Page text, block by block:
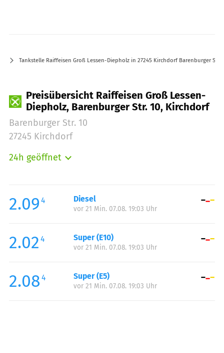
Tankstelle Raiffeisen Groß Lessen-Diepholz in 27245 Kirchdorf Barenburger Str.
Preisübersicht Raiffeisen Groß Lessen-
Diepholz, Barenburger Str. 10, Kirchdorf
Barenburger Str. 10
27245 Kirchdorf
24h geöffnet
Mittwoch:
00:00-24:00
Donnerstag:
Samstag:
00:00-24:00
Sonntag:
2.09 4 Diesel
vor 21 Min. 07.08. 19:03 Uhr
2.02 4 Super (E10)
vor 21 Min. 07.08. 19:03 Uhr
2.08 4 Super (E5)
vor 21 Min. 07.08. 19:03 Uhr